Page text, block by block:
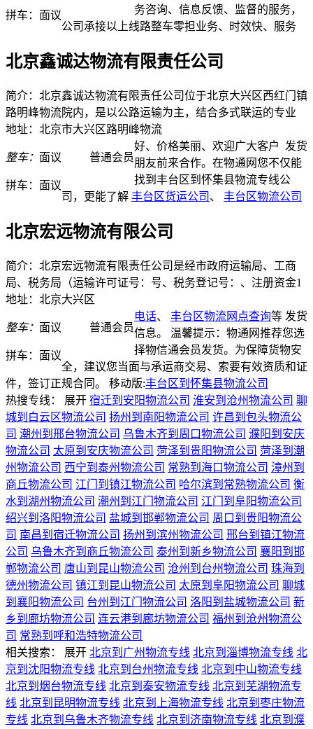
拼车： 面议
北京鑫诚达物流有限责任公司
简介：北京鑫诚达物流有限责任公司位于北京大兴区西红门镇
路明峰物流院内，是以公路运输为主，结合多式联运的专业
地址：北京市大兴区路明峰物流
整车： 面议
拼车： 面议
普通会员
发货
北京宏远物流有限公司
简介：北京宏远物流有限责任公司是经市政府运输局、工商
局、税务局（运输许可证号：号、税务登记号：、注册资金1
地址：北京大兴区
整车： 面议
拼车： 面议
普通会员
发货
务咨询、信息反馈、监督的服务，
公司承接以上线路整车零担业务、时效快、服务
好、价格美丽、欢迎广大客户
朋友前来合作。在物通网您不仅能
找到丰台区到怀集县物流专线公
司，更能了解 丰台区货运公司 、 丰台区物流公司
电话、 丰台区物流网点查询等
信息。 温馨提示：物通网推荐您选
择物信通会员发货。为保障货物安
全，建议您当面与承运商交易、索要有效资质和证
件，签订正规合同。 移动版:丰台区到怀集县物流公司
热搜专线： 展开 宿迁到安阳物流公司 淮安到沧州物流公司 聊
城到白云区物流公司 扬州到南阳物流公司 许昌到包头物流公
司 潮州到邢台物流公司 乌鲁木齐到周口物流公司 濮阳到安庆
物流公司 太原到安庆物流公司 菏泽到贵阳物流公司 菏泽到潮
州物流公司 西宁到泰州物流公司 常熟到海口物流公司 漳州到
商丘物流公司 江门到镇江物流公司 哈尔滨到常熟物流公司 衡
水到湖州物流公司 潮州到江门物流公司 江门到阜阳物流公司
绍兴到洛阳物流公司 盐城到邯郸物流公司 周口到贵阳物流公
司 南昌到宿迁物流公司 扬州到滨州物流公司 邢台到镇江物流
公司 乌鲁木齐到商丘物流公司 泰州到新乡物流公司 襄阳到邯
郸物流公司 唐山到昆山物流公司 沧州到台州物流公司 珠海到
德州物流公司 镇江到昆山物流公司 太原到阜阳物流公司 聊城
到襄阳物流公司 台州到江门物流公司 洛阳到盐城物流公司 新
乡到廊坊物流公司 连云港到廊坊物流公司 福州到沧州物流公
司 常熟到呼和浩特物流公司
相关搜索： 展开 北京到广州物流专线 北京到淄博物流专线 北
京到沈阳物流专线 北京到台州物流专线 北京到中山物流专线
北京到烟台物流专线 北京到泰安物流专线 北京到芜湖物流专
线 北京到昆明物流专线 北京到上海物流专线 北京到枣庄物流
专线 北京到乌鲁木齐物流专线 北京到济南物流专线 北京到濮